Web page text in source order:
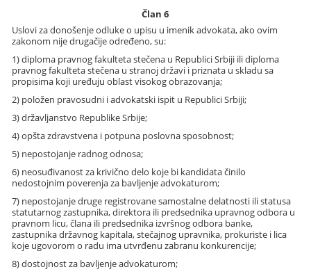
Član 6
Uslovi za donošenje odluke o upisu u imenik advokata, ako ovim
zakonom nije drugačije određeno, su:
1) diploma pravnog fakulteta stečena u Republici Srbiji ili diploma
pravnog fakulteta stečena u stranoj državi i priznata u skladu sa
propisima koji uređuju oblast visokog obrazovanja;
2) položen pravosudni i advokatski ispit u Republici Srbiji;
3) državljanstvo Republike Srbije;
4) opšta zdravstvena i potpuna poslovna sposobnost;
5) nepostojanje radnog odnosa;
6) neosuđivanost za krivično delo koje bi kandidata činilo
nedostojnim poverenja za bavljenje advokaturom;
7) nepostojanje druge registrovane samostalne delatnosti ili statusa
statutarnog zastupnika, direktora ili predsednika upravnog odbora u
pravnom licu, člana ili predsednika izvršnog odbora banke,
zastupnika državnog kapitala, stečajnog upravnika, prokuriste i lica
koje ugovorom o radu ima utvrđenu zabranu konkurencije;
8) dostojnost za bavljenje advokaturom;